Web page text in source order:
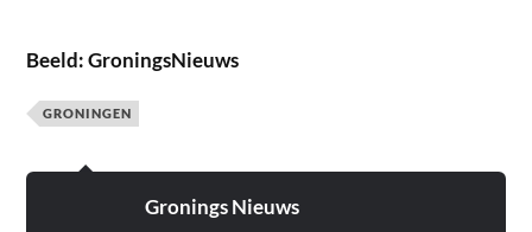
Beeld: GroningsNieuws
GRONINGEN
Gronings Nieuws